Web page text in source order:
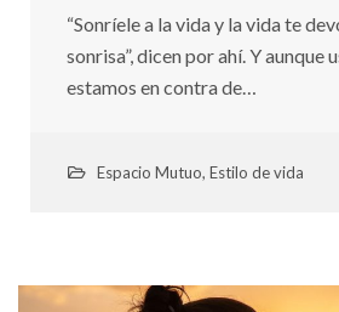
“Sonríele a la vida y la vida te
sonrisa”, dicen por ahí. Y aunque
estamos en contra de…
Espacio Mutuo,Estilo de vida